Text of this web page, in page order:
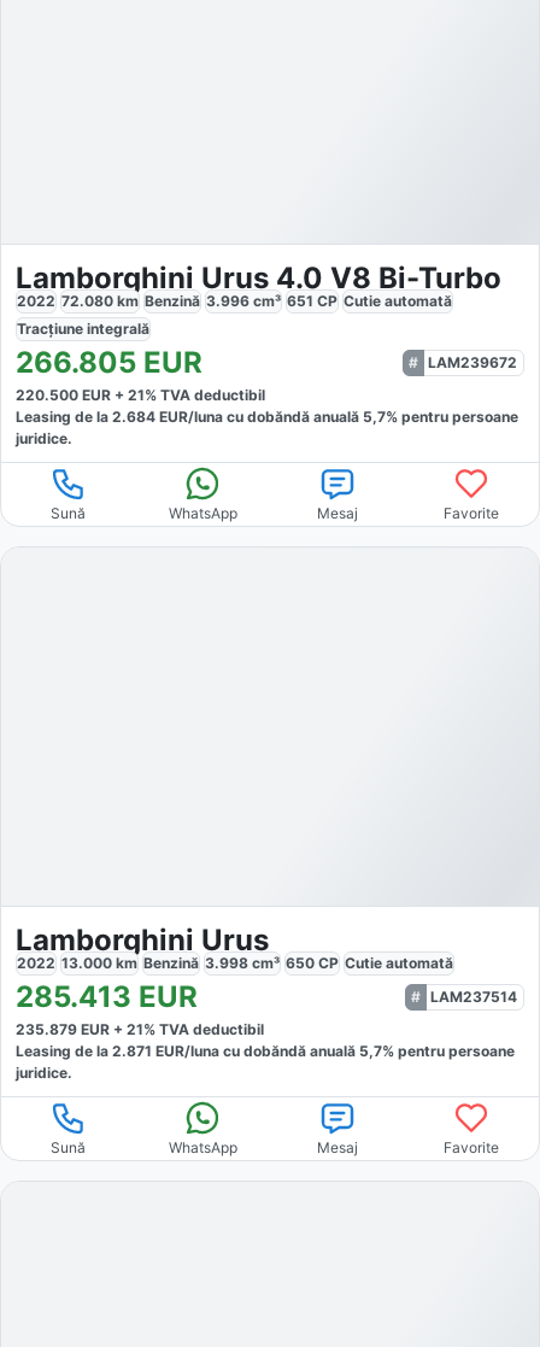
Lamborghini Urus 4.0 V8 Bi-Turbo
2022 72.080 km Benzină 3.996 cm³ 651 CP Cutie automată
Tracțiune integrală
266.805 EUR
LAM239672
220.500 EUR + 21% TVA deductibil
Leasing de la 2.684 EUR/luna cu dobăndă anuală 5,7% pentru persoane
juridice.
Sună WhatsApp Mesaj Favorite
Lamborghini Urus
2022 13.000 km Benzină 3.998 cm³ 650 CP Cutie automată
285.413 EUR
LAM237514
235.879 EUR + 21% TVA deductibil
Leasing de la 2.871 EUR/luna cu dobăndă anuală 5,7% pentru persoane
juridice.
Sună WhatsApp Mesaj Favorite